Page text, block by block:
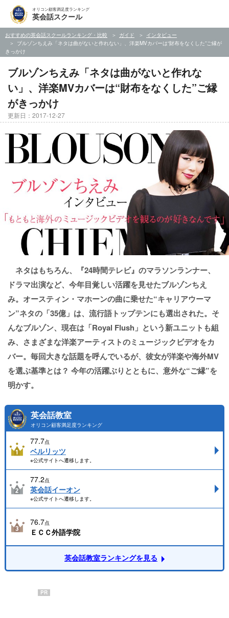
オリコン顧客満足度ランキング
英会話スクール
おすすめの英会話スクールランキング・比較 ガイド
インタビュー
ブルゾンちえみ「ネタは曲がないと作れない」、洋楽MVカバーは“財布をなくした”ご縁が
きっかけ
ブルゾンちえみ「ネタは曲がないと作れな
い」、洋楽MVカバーは“財布をなくした”ご縁
がきっかけ
更新日：2017-12-27
ネタはもちろん、『24時間テレビ』のマラソンランナー、
ドラマ出演など、今年目覚しい活躍を見せたブルゾンちえ
み。オースティン・マホーンの曲に乗せた“キャリアウーマ
ン”ネタの「35億」は、流行語トップテンにも選出された。そ
んなブルゾン、現在は「Royal Flush」という新ユニットも組
み、さまざまな洋楽アーティストのミュージックビデオをカ
バー。毎回大きな話題を呼んでいるが、彼女が洋楽や海外MV
を選ぶ基準とは？ 今年の活躍ぶりとともに、意外な“ご縁”を
明かす。
英会話教室
オリコン顧客満足度ランキング
77.7点
ベルリッツ
※公式サイトへ遷移します。
77.2点
英会話イーオン
※公式サイトへ遷移します。
76.7点
ＥＣＣ外語学院
英会話教室ランキングを見る
PR